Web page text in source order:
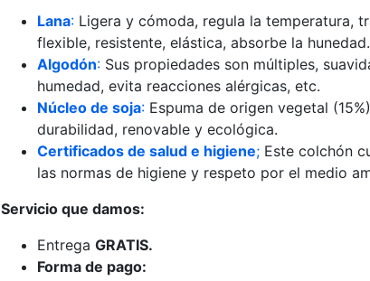
Lana: Ligera y cómoda, regula la temperatura,
flexible, resistente, elástica, absorbe la hunedad.
Algodón: Sus propiedades son múltiples,
humedad, evita reacciones alérgicas, etc.
Núcleo de soja: Espuma de origen vegetal
durabilidad, renovable y ecológica.
Certificados de salud e higiene; Este colchón
las normas de higiene y respeto por el medio
Servicio que damos:
Entrega GRATIS.
Forma de pago: